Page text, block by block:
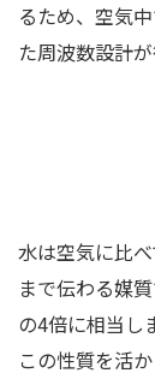
るため、空気
た周波数設計が
水は空気に比
まで伝わる媒
の4倍に相当し
この性質を活か